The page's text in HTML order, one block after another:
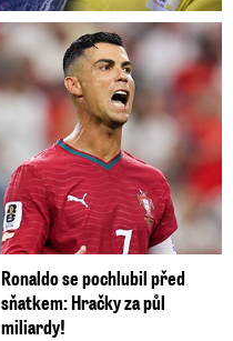
Ronaldo se pochlubil před
sňatkem: Hračky za půl
miliardy!